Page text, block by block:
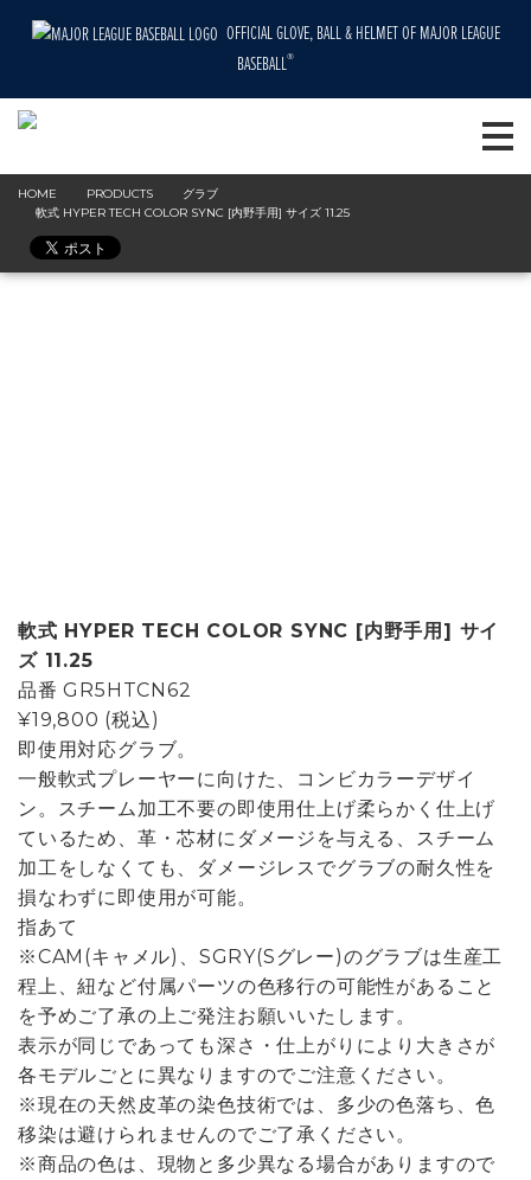
OFFICIAL GLOVE, BALL & HELMET OF MAJOR LEAGUE
BASEBALL
®
HOME PRODUCTS
グラブ
軟式 HYPER TECH COLOR SYNC [内野手用] サイズ 11.25
軟式 HYPER TECH COLOR SYNC [内野手用] サイ
ズ 11.25
品番 GR5HTCN62
¥19,800 (税込)
即使用対応グラブ。
一般軟式プレーヤーに向けた、コンビカラーデザイ
ン。スチーム加工不要の即使用仕上げ柔らかく仕上げ
ているため、革・芯材にダメージを与える、スチーム
加工をしなくても、ダメージレスでグラブの耐久性を
損なわずに即使用が可能。
指あて
※CAM(キャメル)、SGRY(Sグレー)のグラブは生産工
程上、紐など付属パーツの色移行の可能性があること
を予めご了承の上ご発注お願いいたします。
表示が同じであっても深さ・仕上がりにより大きさが
各モデルごとに異なりますのでご注意ください。
※現在の天然皮革の染色技術では、多少の色落ち、色
移染は避けられませんのでご了承ください。
※商品の色は、現物と多少異なる場合がありますので